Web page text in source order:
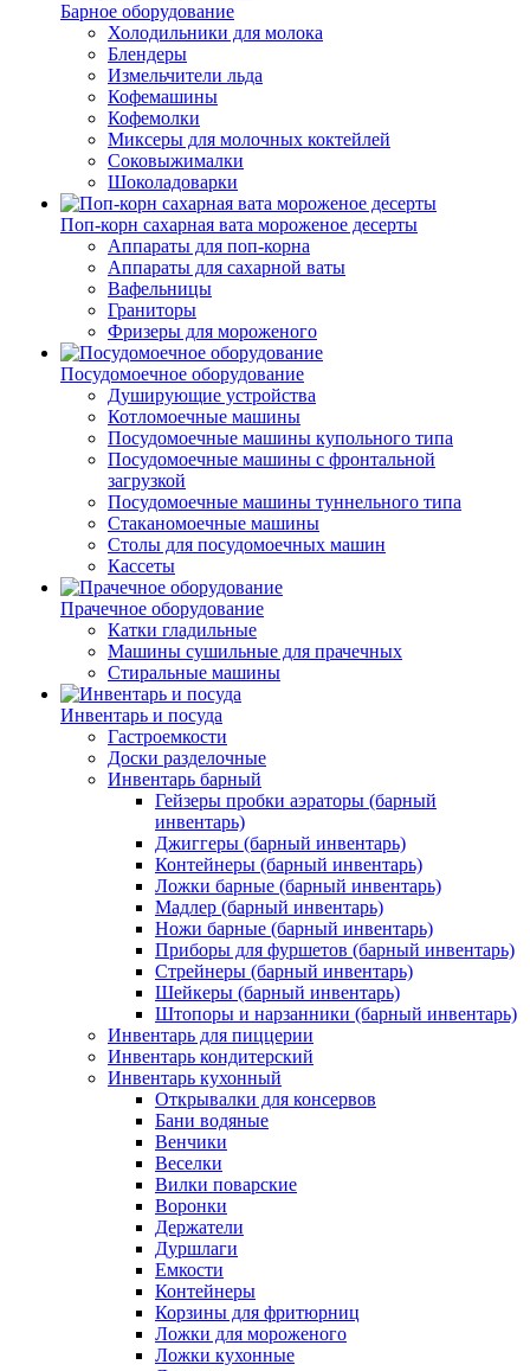
Барное оборудование
Холодильники для молока
Блендеры
Измельчители льда
Кофемашины
Кофемолки
Миксеры для молочных коктейлей
Соковыжималки
Шоколадоварки
Поп-корн сахарная вата мороженое десерты
Аппараты для поп-корна
Аппараты для сахарной ваты
Вафельницы
Граниторы
Фризеры для мороженого
Посудомоечное оборудование
Душирующие устройства
Котломоечные машины
Посудомоечные машины купольного типа
Посудомоечные машины с фронтальной
загрузкой
Посудомоечные машины туннельного типа
Стаканомоечные машины
Столы для посудомоечных машин
Кассеты
Прачечное оборудование
Катки гладильные
Машины сушильные для прачечных
Стиральные машины
Инвентарь и посуда
Гастроемкости
Доски разделочные
Инвентарь барный
Гейзеры пробки аэраторы (барный
инвентарь)
Джиггеры (барный инвентарь)
Контейнеры (барный инвентарь)
Ложки барные (барный инвентарь)
Мадлер (барный инвентарь)
Ножи барные (барный инвентарь)
Приборы для фуршетов (барный инвентарь)
Стрейнеры (барный инвентарь)
Шейкеры (барный инвентарь)
Штопоры и нарзанники (барный инвентарь)
Инвентарь для пиццерии
Инвентарь кондитерский
Инвентарь кухонный
Открывалки для консервов
Бани водяные
Венчики
Веселки
Вилки поварские
Воронки
Держатели
Дуршлаги
Емкости
Контейнеры
Корзины для фритюрниц
Ложки для мороженого
Ложки кухонные